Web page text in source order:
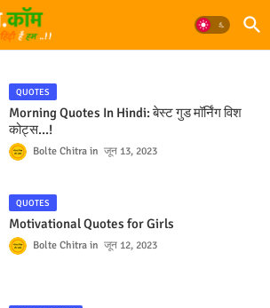
QUOTES
Morning Quotes In Hindi: बेस्ट गुड मॉर्निंग विश
कोट्स…!
Bolte Chitra जून 13, 2023
QUOTES
Motivational Quotes for Girls
Bolte Chitra जून 12, 2023